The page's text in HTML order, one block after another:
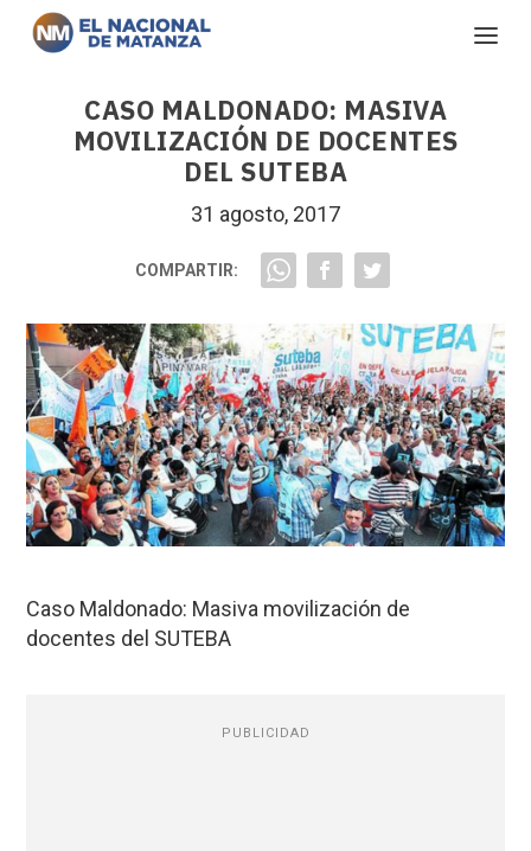
CASO MALDONADO: MASIVA
MOVILIZACIÓN DE DOCENTES
DEL SUTEBA
31 agosto, 2017
COMPARTIR:
Caso Maldonado: Masiva movilización de
docentes del SUTEBA
PUBLICIDAD